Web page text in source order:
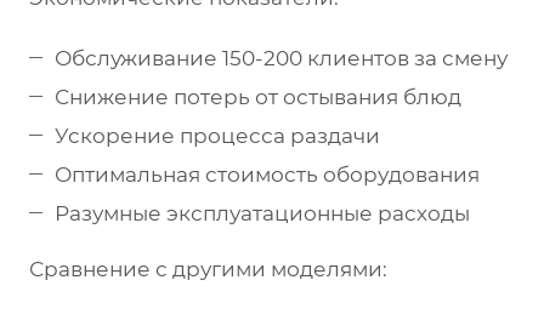
Обслуживание 150-200 клиентов за смену
Снижение потерь от остывания блюд
Ускорение процесса раздачи
Оптимальная стоимость оборудования
Разумные эксплуатационные расходы
Сравнение с другими моделями: